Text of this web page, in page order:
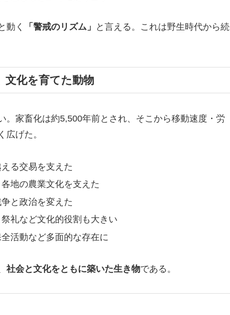
動く 「警戒のリズム」
と言える。これは野生時代から続
化を育てた動物
。家畜化は約5,500年前とされ、そこから移動速度・労
げた。
る交易を支えた
地の農業文化を支えた
と政治を変えた
礼など文化的役割も大きい
活動など多面的な存在に
社会と文化をともに築いた生き物である。